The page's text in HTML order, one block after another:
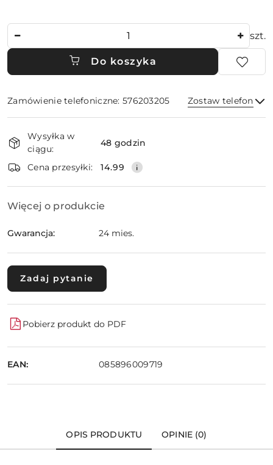
szt.
Do koszyka
Zamówienie telefoniczne: 576203205 Zostaw telefon
i
dostawa
Wysyłka w
ciągu:
48 godzin
Cena przesyłki: 14.99
Więcej o produkcie
Gwarancja: 24 mies.
Zadaj pytanie
Pobierz produkt do PDF
EAN: 085896009719
OPIS PRODUKTU OPINIE (0)